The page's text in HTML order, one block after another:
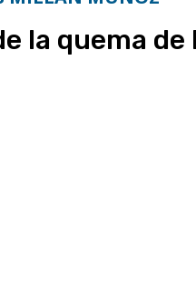
la quema de